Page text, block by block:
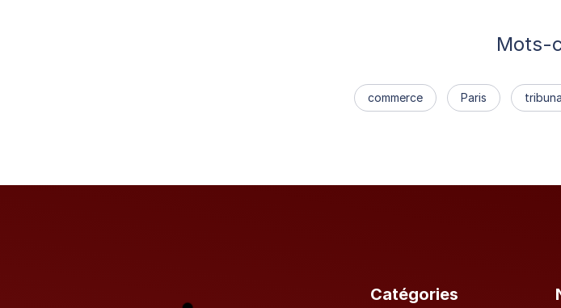
Mots-
commerce Paris
Catégories